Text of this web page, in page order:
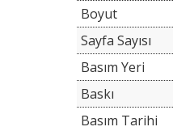
Boyut
Sayfa Sayısı
Basım Yeri
Baskı
Basım Tarihi